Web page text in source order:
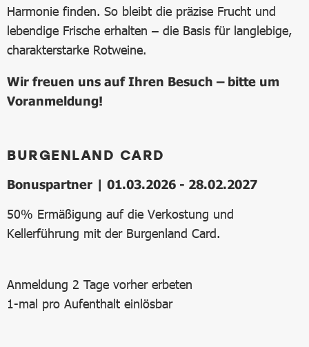
Harmonie finden. So bleibt die präzise Frucht und
lebendige Frische erhalten – die Basis für langlebige,
charakterstarke Rotweine.
Wir freuen uns auf Ihren Besuch – bitte um
Voranmeldung!
BURGENLAND CARD
Bonuspartner | 01.03.2026 - 28.02.2027
50% Ermäßigung auf die Verkostung und
Kellerführung mit der Burgenland Card.
Anmeldung 2 Tage vorher erbeten
1-mal pro Aufenthalt einlösbar